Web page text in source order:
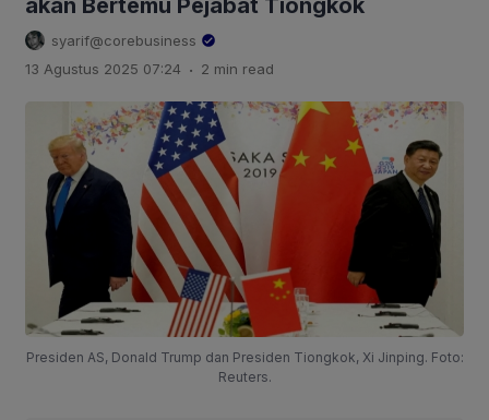
akan Bertemu Pejabat Tiongkok
syarif@corebusiness
13 Agustus 2025 07:24 . 2 min read
Presiden AS, Donald Trump dan Presiden Tiongkok, Xi Jinping. Foto:
Reuters.